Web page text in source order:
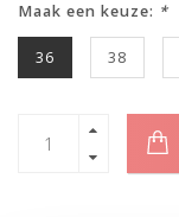
Maak een keuze: *
36 38